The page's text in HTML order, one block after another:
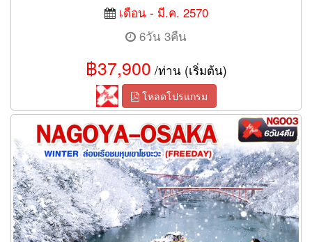
เดือน - มี.ค. 2570
6วัน 3คืน
฿37,900 /ท่าน (เริ่มต้น)
โหลดโปรแกรม
ทัวร์นาโกย่า NAGOYA OSAKA WINTER ล่องเรือชมหุบเขาโชงะวะ
6 วัน 4 คืน